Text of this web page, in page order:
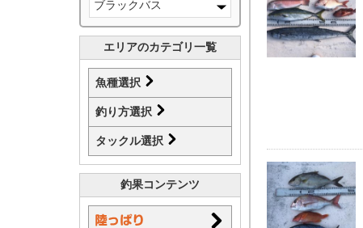
ブラックバス
エリアのカテゴリ一覧
魚種選択
釣り方選択
タックル選択
釣果コンテンツ